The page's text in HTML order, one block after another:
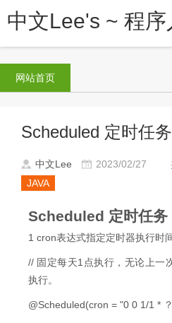
中文Lee's ~ 程序
网站首页
Scheduled 定时任务
中文Lee 2023/02/27
JAVA
Scheduled 定时任务
1 cron表达式指定定时器执行时
// 固定每天1点执行，无论上一
执行。
@Scheduled(cron = "0 0 1/1 *